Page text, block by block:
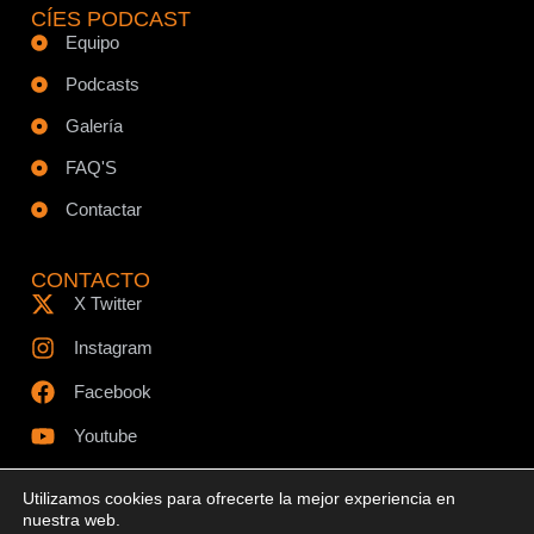
CÍES PODCAST
Equipo
Podcasts
Galería
FAQ'S
Contactar
CONTACTO
X Twitter
Instagram
Facebook
Youtube
Utilizamos cookies para ofrecerte la mejor experiencia en
nuestra web.